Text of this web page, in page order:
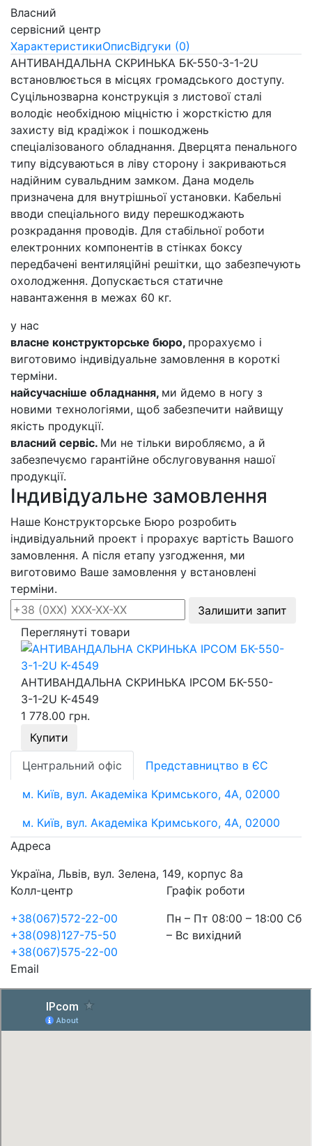
Власний
сервісний центр
ХарактеристикиОписВідгуки (0)
АНТИВАНДАЛЬНА СКРИНЬКА БК-550-З-1-2U
встановлюється в місцях громадського доступу.
Суцільнозварна конструкція з листової сталі
володіє необхідною міцністю і жорсткістю для
захисту від крадіжок і пошкоджень
спеціалізованого обладнання. Дверцята пенального
типу відсуваються в ліву сторону і закриваються
надійним сувальдним замком. Дана модель
призначена для внутрішньої установки. Кабельні
вводи спеціального виду перешкоджають
розкрадання проводів. Для стабільної роботи
електронних компонентів в стінках боксу
передбачені вентиляційні решітки, що забезпечують
охолодження. Допускається статичне
навантаження в межах 60 кг.
у нас
власне конструкторське бюро, прорахуємо і
виготовимо індивідуальне замовлення в короткі
терміни.
найсучасніше обладнання, ми йдемо в ногу з
новими технологіями, щоб забезпечити найвищу
якість продукції.
власний сервіс. Ми не тільки виробляємо, а й
забезпечуємо гарантійне обслуговування нашої
продукції.
Індивідуальне замовлення
Наше Конструкторське Бюро розробить
індивідуальний проект і прорахує вартість Вашого
замовлення. А після етапу узгодження, ми
виготовимо Ваше замовлення у встановлені
терміни.
Залишити запит
Переглянуті товари
АНТИВАНДАЛЬНА СКРИНЬКА IPCOM БК-550-
З-1-2U K-4549
1 778.00 грн.
Купити
Центральний офіс
Представництво в ЄС
м. Київ, вул. Академіка Кримського, 4А, 02000
м. Київ, вул. Академіка Кримського, 4А, 02000
Адреса
Україна, Львів, вул. Зелена, 149, корпус 8а
Колл-центр
+38(067)572-22-00
+38(098)127-75-50
+38(067)575-22-00
Графік роботи
Пн – Пт 08:00 – 18:00 Сб
– Вс вихідний
Email